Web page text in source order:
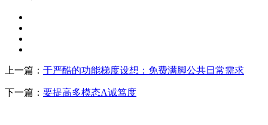
上一篇： 于严酷的功能梯度设想：免费满脚公共日常需求
下一篇： 要提高多模态A诚笃度